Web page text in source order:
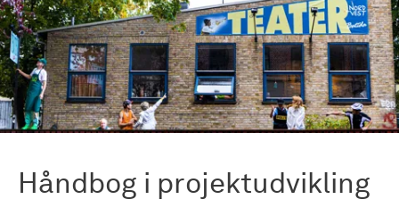
Håndbog i projektudvikling